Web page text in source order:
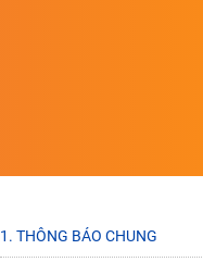
1. THÔNG BÁO CHUNG